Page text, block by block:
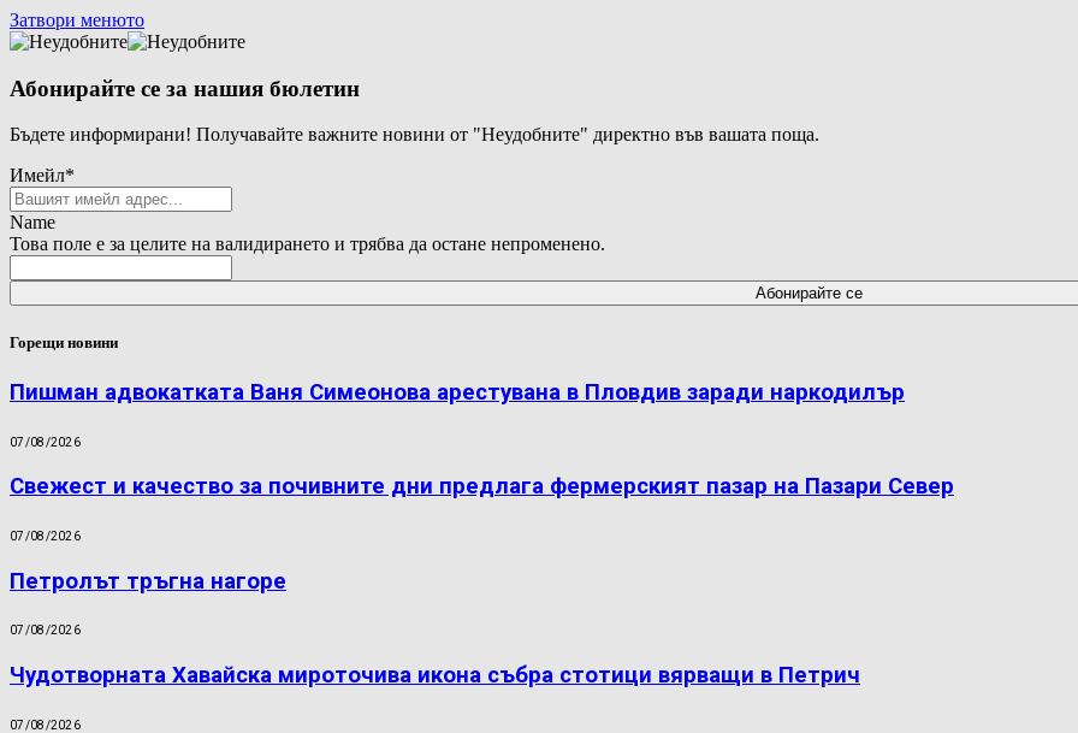
Затвори менюто
Абонирайте се за нашия бюлетин
Бъдете информирани! Получавайте важните новини от "Неудобните" директно във вашата поща.
Имейл*
Name
Това поле е за целите на валидирането и трябва да остане непроменено.
Горещи новини
Пишман адвокатката Ваня Симеонова арестувана в Пловдив заради наркодилър
07/08/2026
Свежест и качество за почивните дни предлага фермерският пазар на Пазари Север
07/08/2026
Петролът тръгна нагоре
07/08/2026
Чудотворната Хавайска мироточива икона събра стотици вярващи в Петрич
07/08/2026